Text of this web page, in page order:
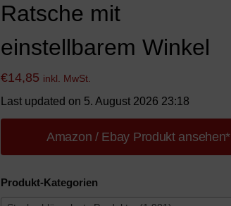
Ratsche mit
einstellbarem Winkel
€14,85 inkl. MwSt.
Last updated on 5. August 2026 23:18
Amazon / Ebay Produkt ansehen*
Produkt-Kategorien